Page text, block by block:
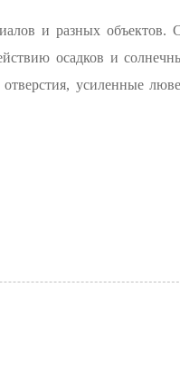
и разных объектов.
осадков и
усиленные